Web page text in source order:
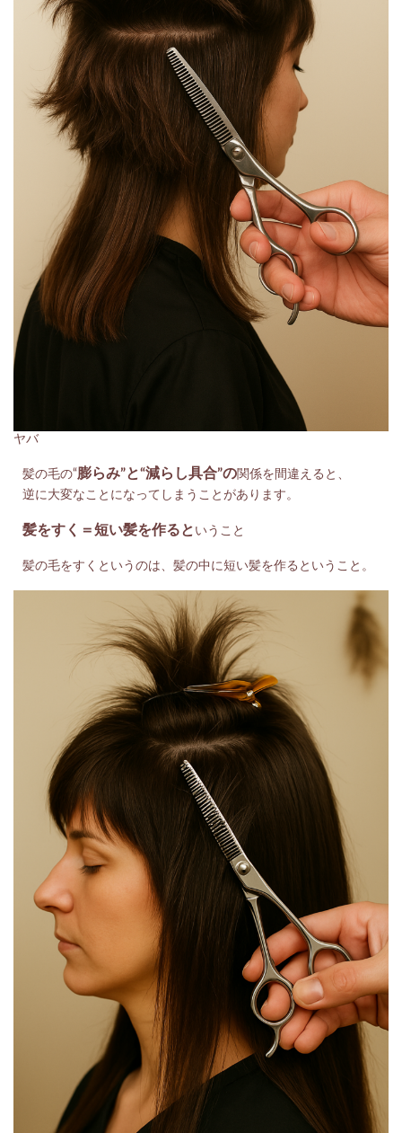
ヤバ
髪の毛の“膨らみ”と“減らし具合”の関係を間違えると、
逆に大変なことになってしまうことがあります。
髪をすく＝短い髪を作ると いうこと
髪の毛をすくというのは、髪の中に短い髪を作るということ。